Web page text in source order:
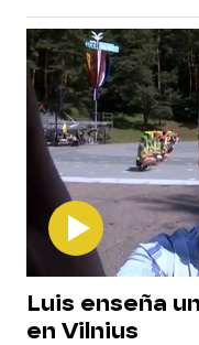
Luis enseña
en Vilnius